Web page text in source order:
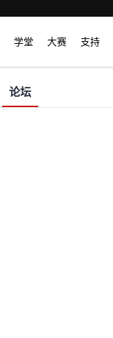
学堂 大赛 支持
论坛